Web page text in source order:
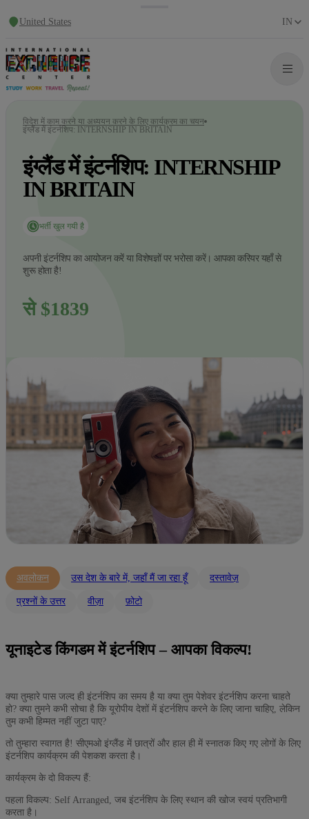
United States IN
विदेश में काम करने या अध्ययन करने के लिए कार्यक्रम का चयन
इंग्लैंड में इंटर्नशिप: INTERNSHIP IN BRITAIN
इंग्लैंड में इंटर्नशिप: INTERNSHIP
IN BRITAIN
भर्ती खुल गयी है
अपनी इंटर्नशिप का आयोजन करें या विशेषज्ञों पर भरोसा करें। आपका करियर यहाँ से
शुरू होता है!
से $1839
अवलोकन उस देश के बारे में, जहाँ मैं जा रहा हूँ दस्तावेज़
प्रश्नों के उत्तर वीज़ा फ़ोटो
यूनाइटेड किंगडम में इंटर्नशिप – आपका विकल्प!
क्या तुम्हारे पास जल्द ही इंटर्नशिप का समय है या क्या तुम पेशेवर इंटर्नशिप करना चाहते
हो? क्या तुमने कभी सोचा है कि यूरोपीय देशों में इंटर्नशिप करने के लिए जाना चाहिए, लेकिन
तुम कभी हिम्मत नहीं जुटा पाए?
तो तुम्हारा स्वागत है! सीएमओ इंग्लैंड में छात्रों और हाल ही में स्नातक किए गए लोगों के लिए
इंटर्नशिप कार्यक्रम की पेशकश करता है।
कार्यक्रम के दो विकल्प हैं:
पहला विकल्प: Self Arranged, जब इंटर्नशिप के लिए स्थान की खोज स्वयं प्रतिभागी
करता है।